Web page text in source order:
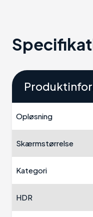
Opløsning
Skærmstørrelse
Kategori
HDR